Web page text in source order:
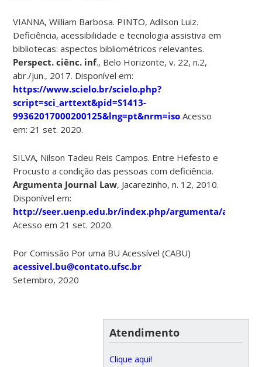
VIANNA, William Barbosa. PINTO, Adilson Luiz.
Deficiência, acessibilidade e tecnologia assistiva em
bibliotecas: aspectos bibliométricos relevantes.
Perspect. ciênc. inf., Belo Horizonte, v. 22, n.2,
abr./jun., 2017. Disponível em:
https://www.scielo.br/scielo.php?
script=sci_arttext&pid=S1413-
99362017000200125&lng=pt&nrm=iso Acesso
em: 21 set. 2020.
SILVA, Nilson Tadeu Reis Campos. Entre Hefesto e
Procusto a condição das pessoas com deficiência.
Argumenta Journal Law, Jacarezinho, n. 12, 2010.
Disponível em:
http://seer.uenp.edu.br/index.php/argumenta/article/
Acesso em 21 set. 2020.
Por Comissão Por uma BU Acessível (CABU)
acessivel.bu@contato.ufsc.br
Setembro, 2020
Atendimento
Clique aqui!